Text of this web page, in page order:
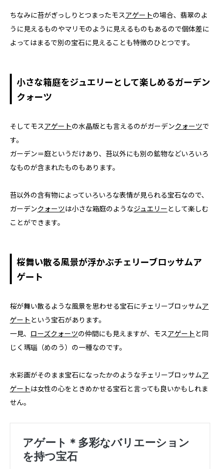
ちなみに苔がぎっしりとつまったモスアゲートの場合、翡翠のよ
うに見えるものやマリモのように見えるものもあるので個体差に
よってはまるで別の宝石に見えることも特徴のひとつです。
小さな箱庭をジュエリーとして楽しめるガーデン
クォーツ
そしてモスアゲートの水晶版とも言えるのがガーデンクォーツで
す。
ガーデン＝庭というだけあり、苔以外にも別の鉱物などいろいろ
なものが含まれたものもあります。
苔以外の含有物によっていろいろな表情が見られる宝石なので、
ガーデンクォーツは小さな箱庭のようなジュエリーとして楽しむ
ことができます。
桜舞い散る風景が浮かぶチェリーブロッサムア
ゲート
桜が舞い散るような風景を思わせる宝石にチェリーブロッサムア
ゲート という宝石があります。
一見、 ローズクォーツの仲間にも見えますが、モスアゲート と同
じく瑪瑙（めのう）の一種なのです。
水彩画がそのまま宝石になったかのようなチェリーブロッサムア
ゲート は女性の心をときめかせる宝石と言っても良いかもしれま
せん。